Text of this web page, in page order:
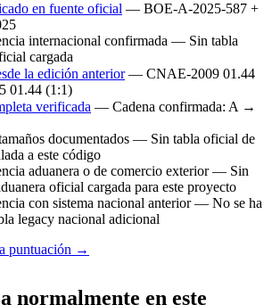
en fuente oficial — BOE-A-2025-587 +
internacional confirmada — Sin tabla
cargada
la edición anterior — CNAE-2009 01.44
01.44 (1:1)
verificada — Cadena confirmada: A →
documentados — Sin tabla oficial de
a este código
aduanera o de comercio exterior— Sin
oficial cargada para este proyecto
con sistema nacional anterior— No se ha
legacy nacional adicional
puntuación →
normalmente en este